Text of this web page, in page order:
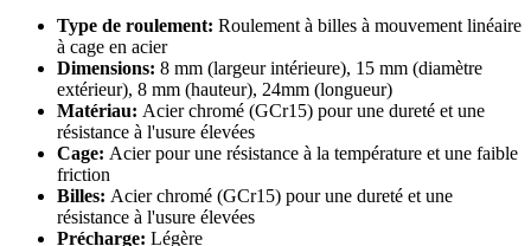
Type de roulement: Roulement à billes à mouvement linéaire
à cage en acier
Dimensions: 8 mm (largeur intérieure), 15 mm (diamètre
extérieur), 8 mm (hauteur), 24mm (longueur)
Matériau: Acier chromé (GCr15) pour une dureté et une
résistance à l'usure élevées
Cage: Acier pour une résistance à la température et une faible
friction
Billes: Acier chromé (GCr15) pour une dureté et une
résistance à l'usure élevées
Précharge: Légère